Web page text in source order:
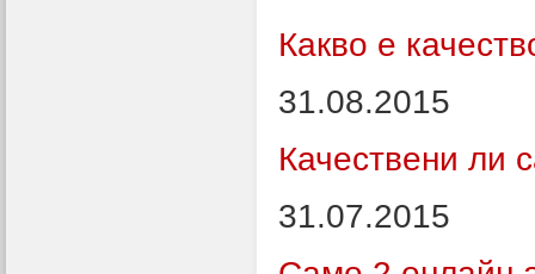
Какво е
31.08.2015
Качествени ли
31.07.2015